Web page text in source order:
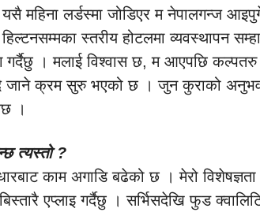
यसै महिना लर्डस्मा जोडिएर म नेपालगन्ज
स्तरीय होटलमा व्यवस्थापन
गर्दैछु । मलाई विश्वास छ, म आएपछि
जाने क्रम सुरु भएको छ । जुन कुराको
।
त्यस्तो ?
काम अगाडि बढेको छ । मेरो
एप्लाइ गर्दैछु । सर्भिसदेखि फुड